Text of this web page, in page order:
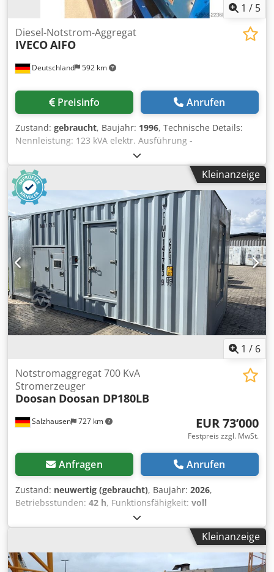
1 / 5
Deutschland 592 km
Diesel-Notstrom-Aggregat
IVECOAIFO
Preisinfo Anrufen
Zustand: gebraucht, Baujahr: 1996, Technische Details:
Nennleistung: 123 kVA elektr. Ausführung -
Spannung/Frequenz: 400/50 V/Hz Nennstrom: 100 kW
Betriebsstunden: 50 h Anzahl der Zylinder: 6 Zylinder
Maschinengewicht ca.: 500 kg Gebrauchtes
Notstromaggregat mit IVECO AIFO 6-Zylinder-
Reihendieselmotor und Stamford-Generator. Baujahr 1996.
Motorleistung 73 kW bei 1.500 U/min, Generatorleistung
123 kVA bzw. 100 kW, 400/230 V, 50 Hz, Nennstrom 177 A.
Wassergekühlter Dieselmotor mit konventioneller
Steuerung. Das Aggregat verfügt über ca. 50
Betriebsstunden, befindet sich laut Vorbesitzer in einem
sehr guten technischen Zustand und wurde seit dem
17.03.2022 stillgelegt. Csdpjzmyg Iofx Ahfsha *
Kleinanzeige
1 / 6
Salzhausen 727 km
Notstromaggregat 700 KvA
Stromerzeuger
Doosan Doosan DP180LB
EUR 73’000
Festpreis zzgl. MwSt.
Anfragen Anrufen
Zustand: neuwertig (gebraucht), Baujahr: 2026,
Betriebsstunden: 42 h, Funktionsfähigkeit: voll
, Gesamtgewicht:
Diesel, Leistung:640 kW (870.16 PS), Ausgangsstrom:
, Ausgangsfrequenz:50
Hz, Art des Ausgangsstroms:Wechselstrom (AC),
Nennleistung:
, Nennscheinleistung:
Kleinanzeige